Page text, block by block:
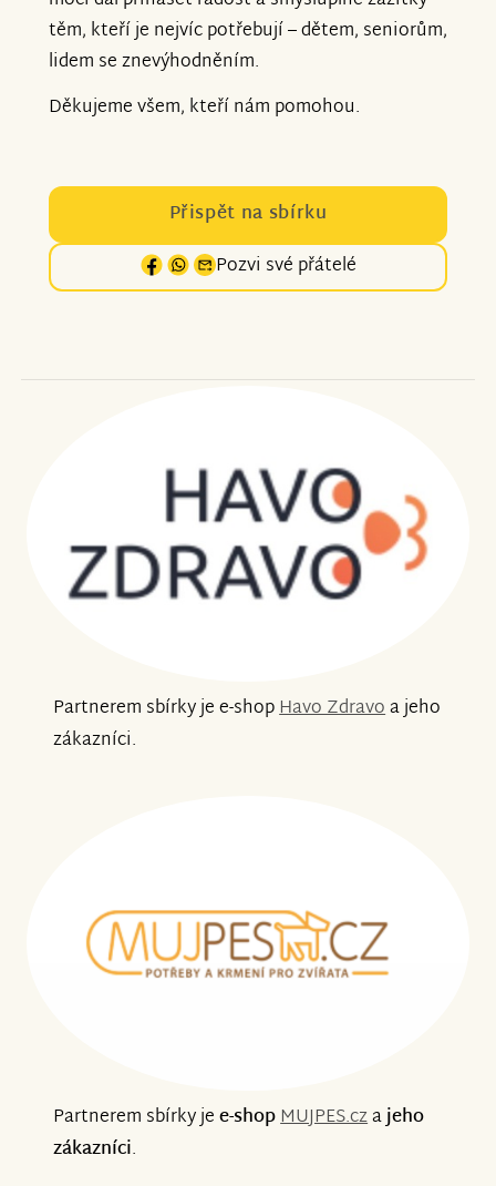
těm, kteří je nejvíc potřebují – dětem, seniorům,
lidem se znevýhodněním.
Děkujeme všem, kteří nám pomohou.
Přispět na sbírku
Pozvi své přátelé
Partnerem sbírky je e-shopHavo Zdravoa jeho
zákazníci.
Partnerem sbírky jee-shopMUJPES.czajeho
zákazníci.